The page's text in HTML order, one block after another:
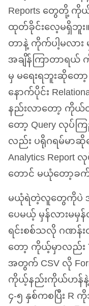
Reports တွေတို့
ထုတ်ခိုင်းလေ့မရှိဘူ
တာနဲ့ ကိုက်ပါ့မလား
အချိန်ကြာတာရ
မှ မရေးရဘူးဆို
နောက်ပိုင်း
နည်းလာတော့ ကိုယ်
တော့ Query လု
လည်း ပရိုဂရမ်မာ
Analytics
တောင် မယုံတော့
မယုံရဲတဲ့လူတွေကိုပဲ အ
ပေမယ့် မှန်လားမ
ရင်းစစ်သလို ဂဏ
တော့ ကိုယ့်မှာလည်း
အတွက်CSVလို
ကိုယ့်နည်းကိုယ်ဟန်နဲ့
၄-၅ နှစ်ကစပြီး R